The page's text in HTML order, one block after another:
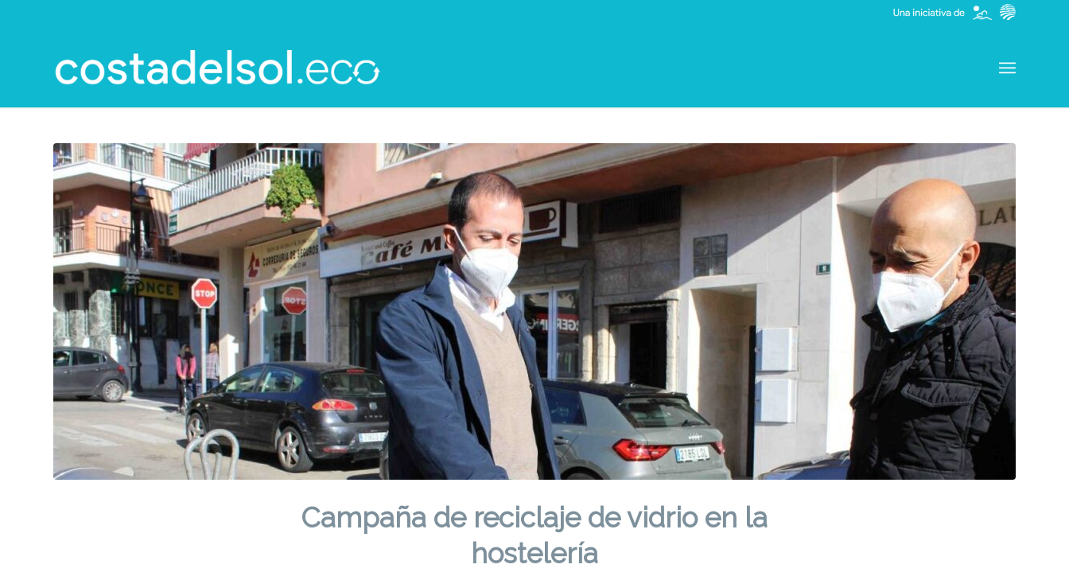
Campaña de reciclaje de vidrio en la
hostelería